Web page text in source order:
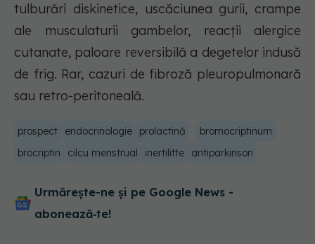
tulburări diskinetice, uscăciunea gurii, crampe
ale musculaturii gambelor, reacţii alergice
cutanate, paloare reversibilă a degetelor indusă
de frig. Rar, cazuri de fibroză pleuropulmonară
sau retro-peritoneală.
prospect endocrinologie prolactină
bromocriptinum
brocriptin
cilcu menstrual inertilitte antiparkinson
Urmărește-ne și pe Google News -
abonează‑te!